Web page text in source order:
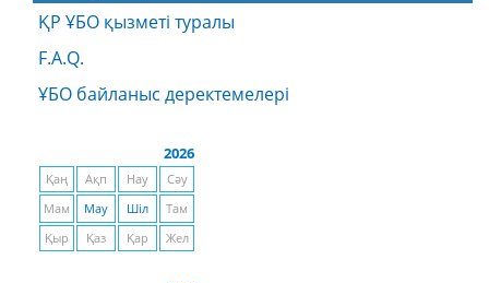
ҚР ҰБО қызметі туралы
F.A.Q.
ҰБО байланыс деректемелерi
2026
Қаң Ақп Нау
Сәу
Мам
Мау Шіл
Там
Қыр
Қаз Қар Жел